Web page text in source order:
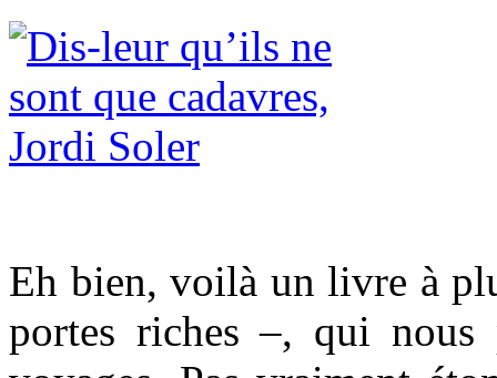
Eh bien, voilà un livre à
portes riches –, qui nous